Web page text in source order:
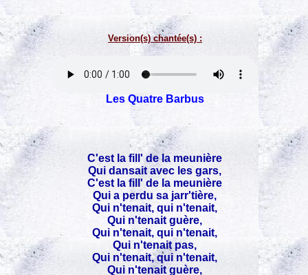
Version(s) chantée(s) :
Les Quatre Barbus
C'est la fill' de la meunière
Qui dansait avec les gars,
C'est la fill' de la meunière
Qui a perdu sa jarr'tière,
Qui n'tenait, qui n'tenait,
Qui n'tenait guère,
Qui n'tenait, qui n'tenait,
Qui n'tenait pas,
Qui n'tenait, qui n'tenait,
Qui n'tenait guère,